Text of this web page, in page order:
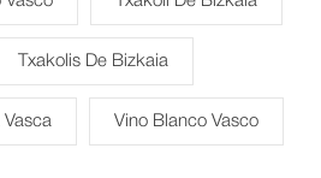
Txakolis De Bizkaia
Vasca Vino Blanco Vasco